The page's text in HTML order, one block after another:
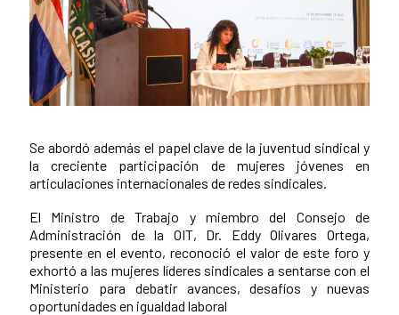
Se abordó además el papel clave de la juventud sindical y
la creciente participación de mujeres jóvenes en
articulaciones internacionales de redes sindicales.
El Ministro de Trabajo y miembro del Consejo de
Administración de la OIT, Dr. Eddy Olivares Ortega,
presente en el evento, reconoció el valor de este foro y
exhortó a las mujeres líderes sindicales a sentarse con el
Ministerio para debatir avances, desafíos y nuevas
oportunidades en igualdad laboral